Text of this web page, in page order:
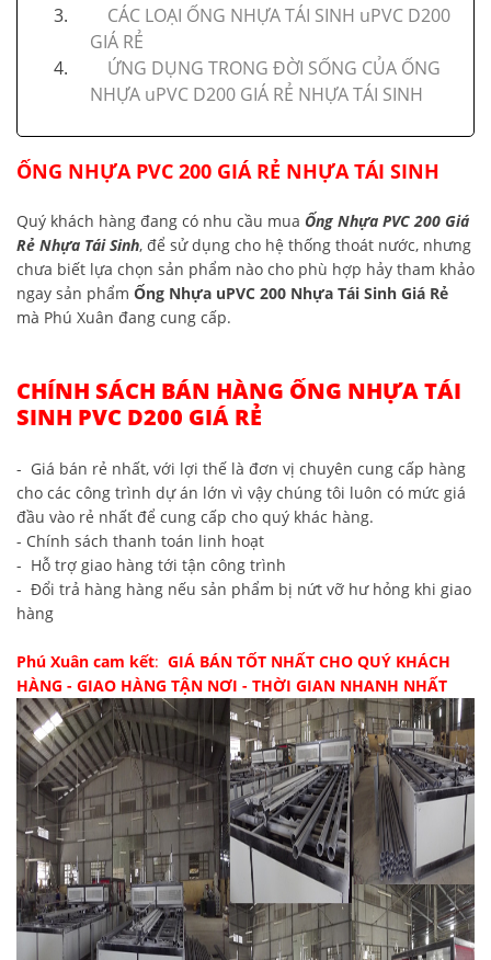
CÁC LOẠI ỐNG NHỰA TÁI SINH uPVC D200
GIÁ RẺ
ỨNG DỤNG TRONG ĐỜI SỐNG CỦA ỐNG
NHỰA uPVC D200 GIÁ RẺ NHỰA TÁI SINH
ỐNG NHỰA PVC 200 GIÁ RẺ NHỰA TÁI SINH
Quý khách hàng đang có nhu cầu mua Ống Nhựa PVC 200 Giá
Rẻ Nhựa Tái Sinh, để sử dụng cho hệ thống thoát nước, nhưng
chưa biết lựa chọn sản phẩm nào cho phù hợp hảy tham khảo
ngay sản phẩm Ống Nhựa uPVC 200 Nhựa Tái Sinh Giá Rẻ
mà Phú Xuân đang cung cấp.
CHÍNH SÁCH BÁN HÀNG ỐNG NHỰA TÁI
SINH PVC D200 GIÁ RẺ
- Giá bán rẻ nhất, với lợi thế là đơn vị chuyên cung cấp hàng
cho các công trình dự án lớn vì vậy chúng tôi luôn có mức giá
đầu vào rẻ nhất để cung cấp cho quý khác hàng.
- Chính sách thanh toán linh hoạt
- Hỗ trợ giao hàng tới tận công trình
- Đổi trả hàng hàng nếu sản phẩm bị nứt vỡ hư hỏng khi giao
hàng
Phú Xuân cam kết: GIÁ BÁN TỐT NHẤT CHO QUÝ KHÁCH
HÀNG - GIAO HÀNG TẬN NƠI - THỜI GIAN NHANH NHẤT